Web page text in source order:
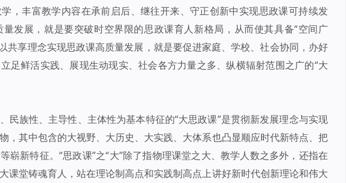
，丰富教学内容在承前启后、继往开来、守正创新中实现思政课可持续发
发展，就是要突破时空界限的思政课育人新格局，从而使其具备“空间广
共享理念实现思政课高质量发展，就是要促进家庭、学校、社会协同，办好
足鲜活实践、展现生动现实、社会各方力量之多、纵横辐射范围之广的“大
民族性、主导性、主体性为基本特征的“大思政课”是贯彻新发展理念与实现
，其中包含的大视野、大历史、大实践、大体系也凸显顺应时代新特点、把
崭新特征。“思政课”之“大”除了指物理课堂之大、教学人数之多外，还指在
课堂铸魂育人，站在理论制高点和实践制高点上讲好新时代创新理论和伟大